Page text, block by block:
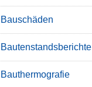
Bauschäden
Bautenstandsberichte
Bauthermografie